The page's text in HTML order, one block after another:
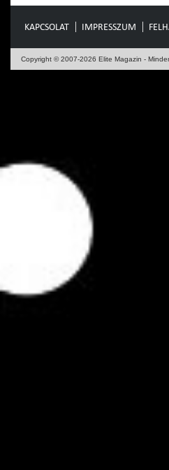
KAPCSOLAT IMPRESSZUM
Copyright © 2007-2026 Elite Magazin -